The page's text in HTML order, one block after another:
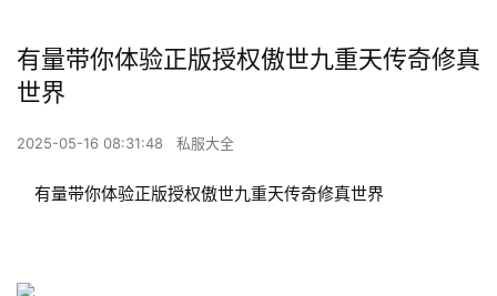
有量带你体验正版授权傲世九重天传奇修真
世界
2025-05-16 08:31:48 私服大全
有量带你体验正版授权傲世九重天传奇修真世界